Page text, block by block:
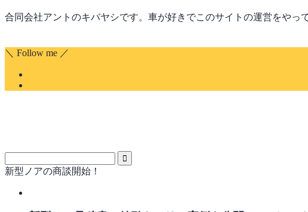
合同会社アントのキバヤシです。車が好きでこのサイトの運営をやっ
＼ Follow me ／
新型ノアの商談開始！